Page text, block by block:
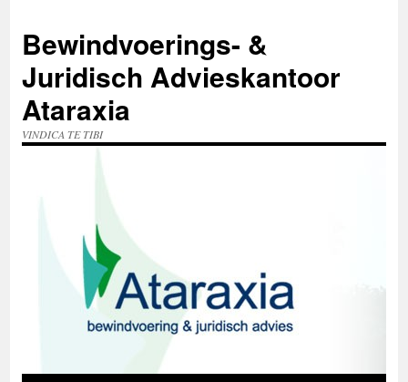
de
inhoud
Bewindvoerings- &
Juridisch Advieskantoor
Ataraxia
VINDICA TE TIBI